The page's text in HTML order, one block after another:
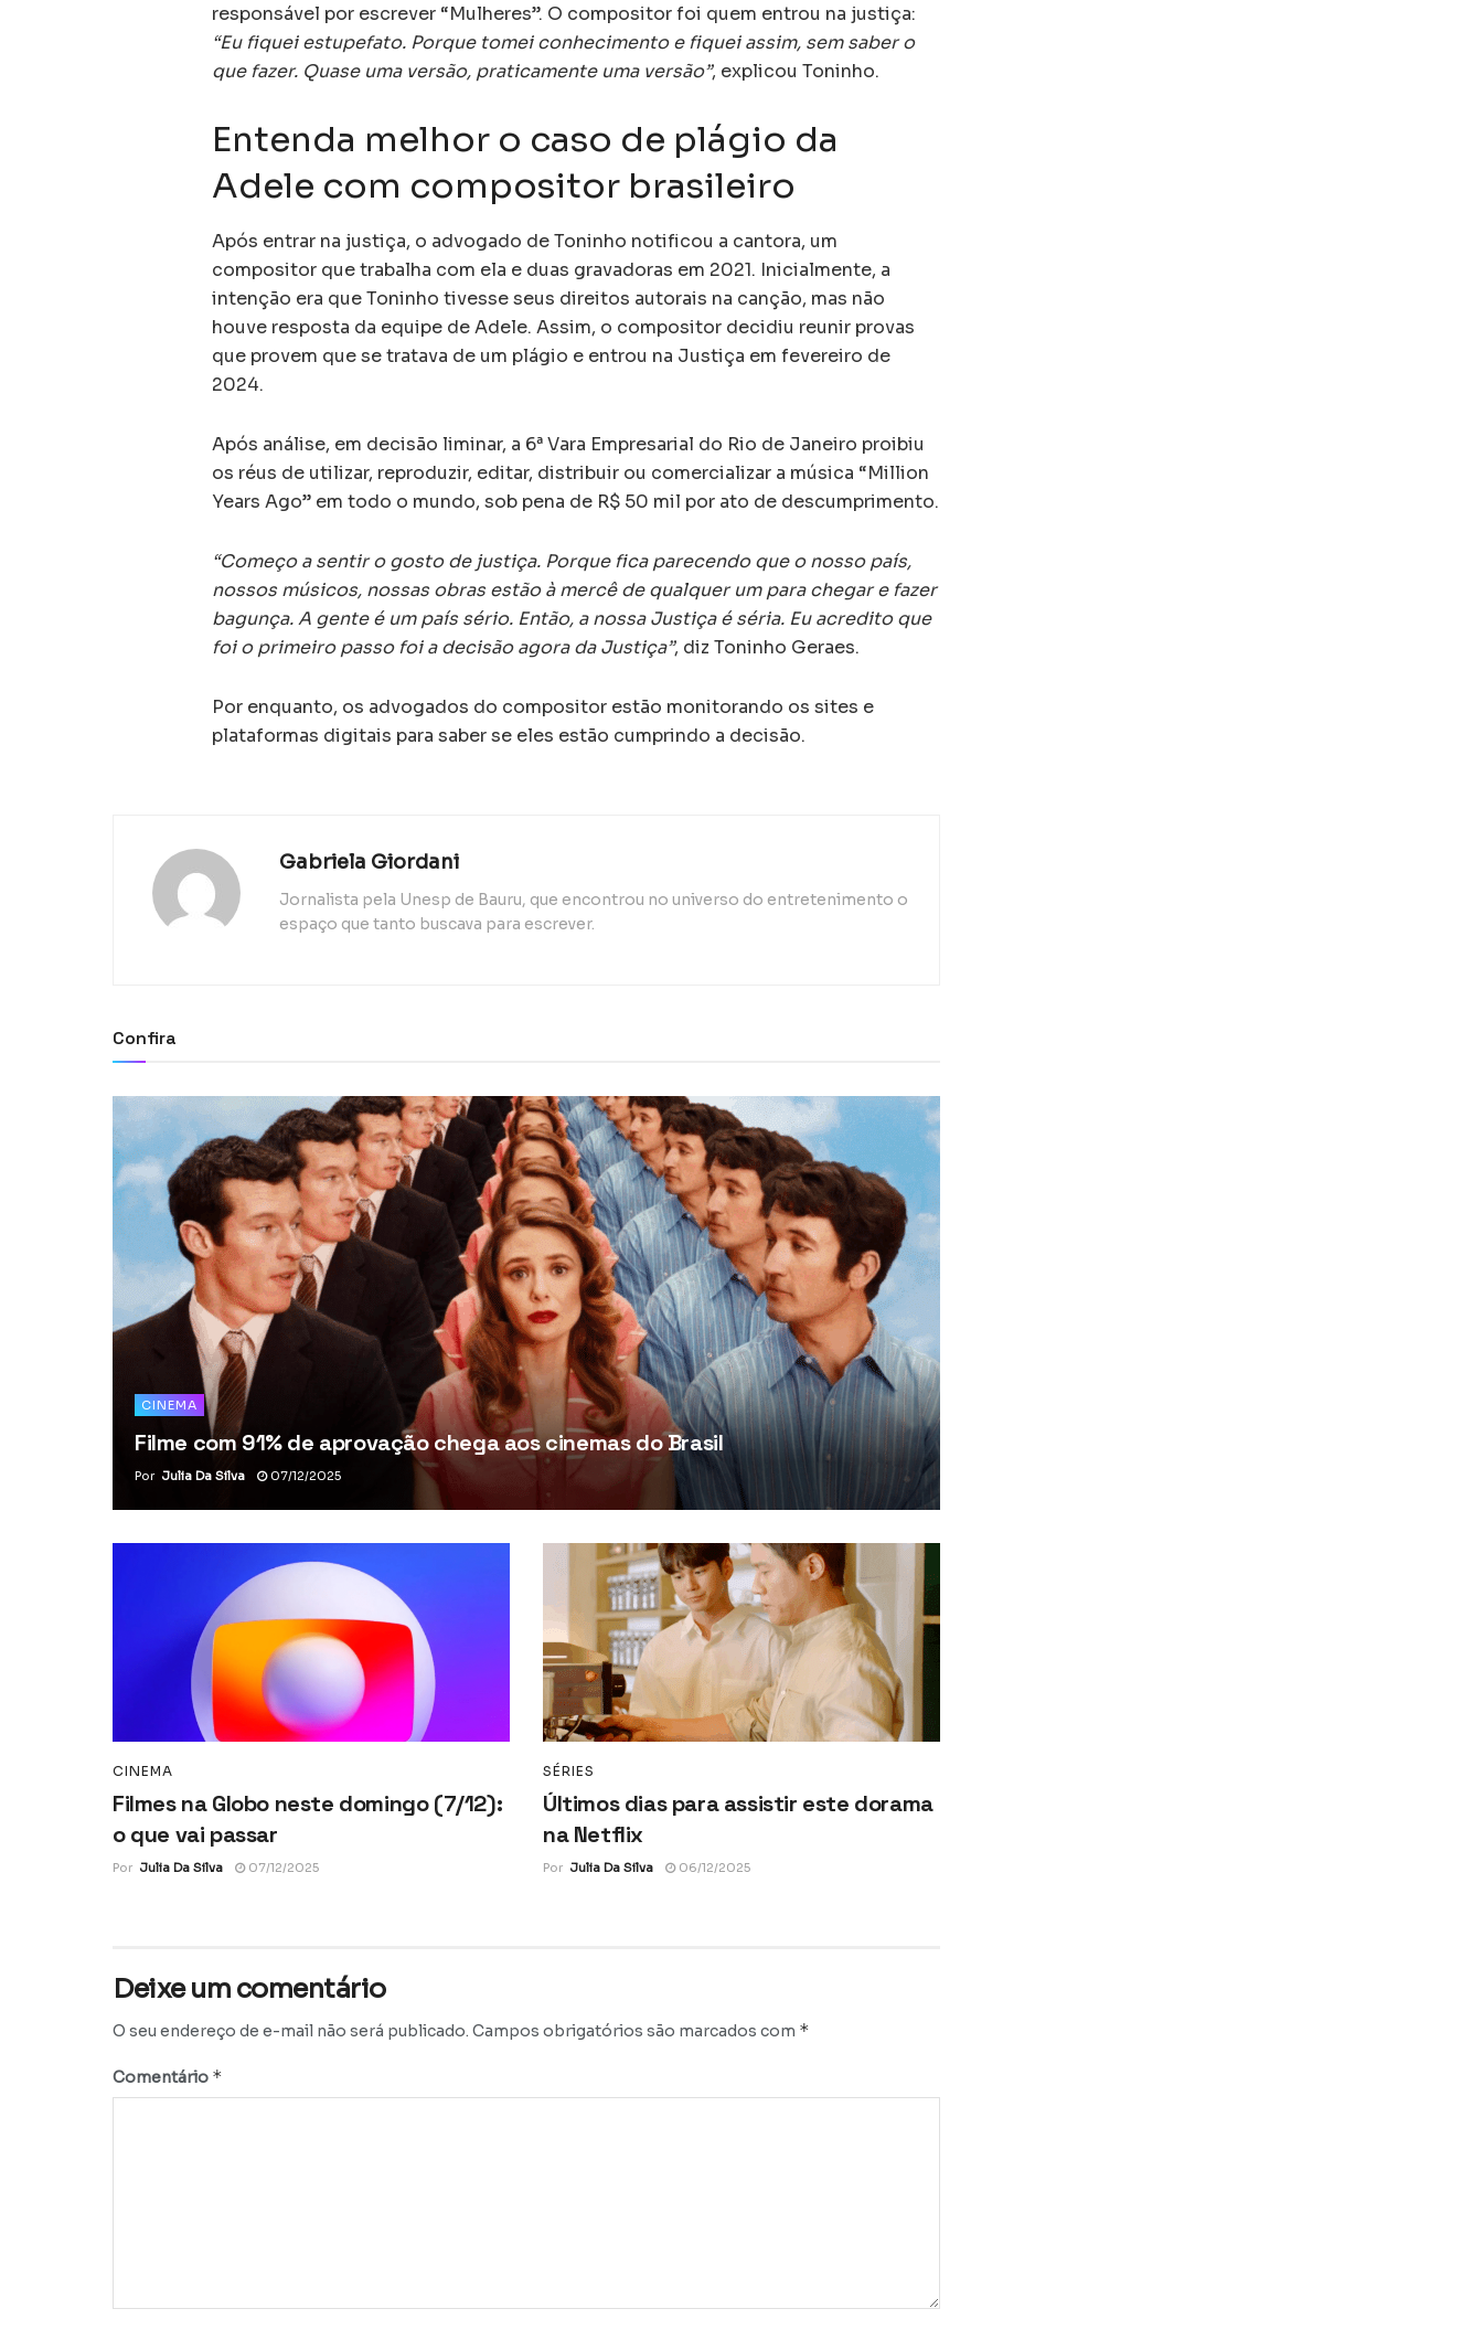
responsável por escrever “Mulheres”. O compositor foi quem entrou na justiça:
“Eu fiquei estupefato. Porque tomei conhecimento e fiquei assim, sem saber o
que fazer. Quase uma versão, praticamente uma versão”, explicou Toninho.
Entenda melhor o caso de plágio da
Adele com compositor brasileiro
Após entrar na justiça, o advogado de Toninho notificou a cantora, um
compositor que trabalha com ela e duas gravadoras em 2021. Inicialmente, a
intenção era que Toninho tivesse seus direitos autorais na canção, mas não
houve resposta da equipe de Adele. Assim, o compositor decidiu reunir provas
que provem que se tratava de um plágio e entrou na Justiça em fevereiro de
2024.
Após análise, em decisão liminar, a 6ª Vara Empresarial do Rio de Janeiro proibiu
os réus de utilizar, reproduzir, editar, distribuir ou comercializar a música “Million
Years Ago” em todo o mundo, sob pena de R$ 50 mil por ato de descumprimento.
“Começo a sentir o gosto de justiça. Porque fica parecendo que o nosso país,
nossos músicos, nossas obras estão à mercê de qualquer um para chegar e fazer
bagunça. A gente é um país sério. Então, a nossa Justiça é séria. Eu acredito que
foi o primeiro passo foi a decisão agora da Justiça”, diz Toninho Geraes.
Por enquanto, os advogados do compositor estão monitorando os sites e
plataformas digitais para saber se eles estão cumprindo a decisão.
Gabriela Giordani
Jornalista pela Unesp de Bauru, que encontrou no universo do entretenimento o
espaço que tanto buscava para escrever.
Confira
CINEMA
Filme com 91% de aprovação chega aos cinemas do Brasil
Por Julia Da Silva 07/12/2025
CINEMA
Filmes na Globo neste domingo (7/12):
o que vai passar
Por Julia Da Silva 07/12/2025
SÉRIES
Últimos dias para assistir este dorama
na Netflix
Por Julia Da Silva 06/12/2025
Deixe um comentário
O seu endereço de e-mail não será publicado. Campos obrigatórios são marcados com *
Comentário *